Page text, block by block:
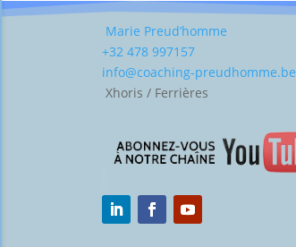
Marie Preud’homme
+32 478 997157
info@coaching-preudhomme.be
Xhoris / Ferrières